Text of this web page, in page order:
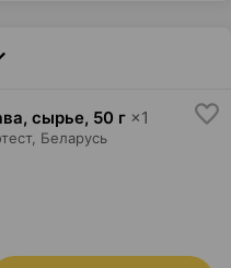
сырье, 50 г ×1
, Беларусь